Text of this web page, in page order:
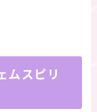
ムスピリ